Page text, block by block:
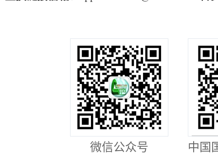
微信公众号 中国